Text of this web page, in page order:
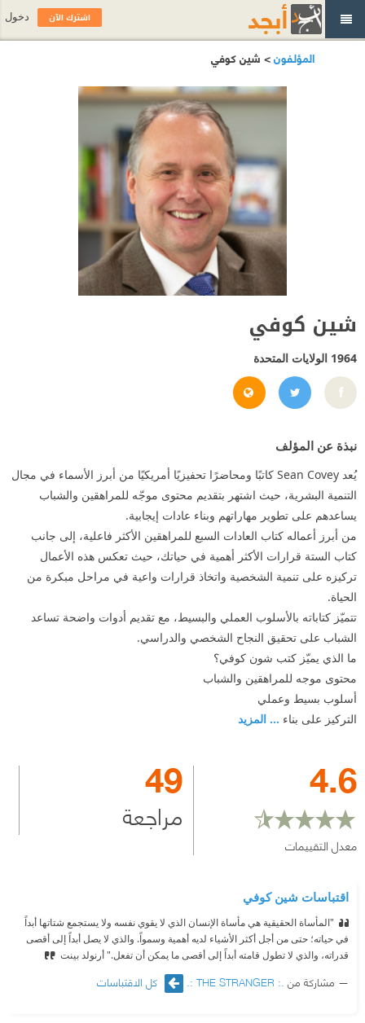
المؤلفون> شين كوفي
شين كوفي
1964 الولايات المتحدة
https://x.com/seancovey
نبذة عن المؤلف
يُعد Sean Covey كاتبًا ومحاضرًا تحفيزيًا أمريكيًا من أبرز الأسماء في مجال
التنمية البشرية، حيث اشتهر بتقديم محتوى موجّه للمراهقين والشباب
يساعدهم على تطوير مهاراتهم وبناء عادات إيجابية.
من أبرز أعماله كتاب العادات السبع للمراهقين الأكثر فاعلية، إلى جانب
كتاب الستة قرارات الأكثر أهمية في حياتك، حيث تعكس هذه الأعمال
تركيزه على تنمية الشخصية واتخاذ قرارات واعية في مراحل مبكرة من
الحياة.
تتميّز كتاباته بالأسلوب العملي والبسيط، مع تقديم أدوات واضحة تساعد
الشباب على تحقيق النجاح الشخصي والدراسي.
ما الذي يميّز كتب شون كوفي؟
محتوى موجه للمراهقين والشباب
أسلوب بسيط وعملي
التركيز على بناء ... المزيد
4.6
معدل التقييمات
49
مراجعة
اقتباسات شين كوفي
"المأساة الحقيقية هي مأساة الإنسان الذي لا يقوي نفسه ولا يستجمع شتاتها أبداً
في حياته؛ حتى من أجل أكثر الأشياء لديه أهمية وسمواً. والذي لا يصل أبداً إلى أقصى
قدراته، والذي لا تطول قامته أبداً إلى أقصى ما يمكن أن تفعل." أرنولد بينت
مشاركة من .: THE STRANGER :. كل الاقتباسات
اشترك الآن دخول